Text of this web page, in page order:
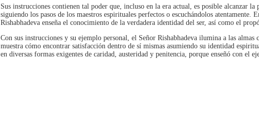
Sus instrucciones contienen tal poder que, incluso en la era actual, es posible alcanzar la
siguiendo los pasos de los maestros espirituales perfectos o escuchándolos atentamente.
Rishabhadeva enseña el conocimiento de la verdadera identidad del ser, así como el
Con sus instrucciones y su ejemplo personal, el Señor Rishabhadeva ilumina a las almas
muestra cómo encontrar satisfacción dentro de sí mismas asumiendo su identidad
en diversas formas exigentes de caridad, austeridad y penitencia, porque enseñó con el